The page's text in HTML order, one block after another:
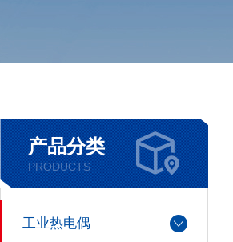
产品分类
PRODUCTS
工业热电偶